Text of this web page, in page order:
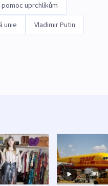
uprchlíkům
unie Vladimir Putin